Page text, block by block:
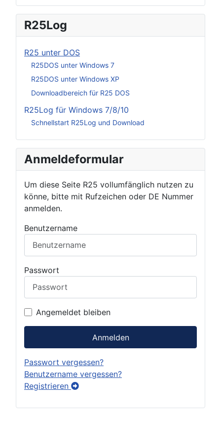
R25Log
R25 unter DOS
R25DOS unter Windows 7
R25DOS unter Windows XP
Downloadbereich für R25 DOS
R25Log für Windows 7/8/10
Schnellstart R25Log und Download
Anmeldeformular
Um diese Seite R25 vollumfänglich nutzen zu
könne, bitte mit Rufzeichen oder DE Nummer
anmelden.
Benutzername
Passwort
Angemeldet bleiben
Anmelden
Passwort vergessen?
Benutzername vergessen?
Registrieren